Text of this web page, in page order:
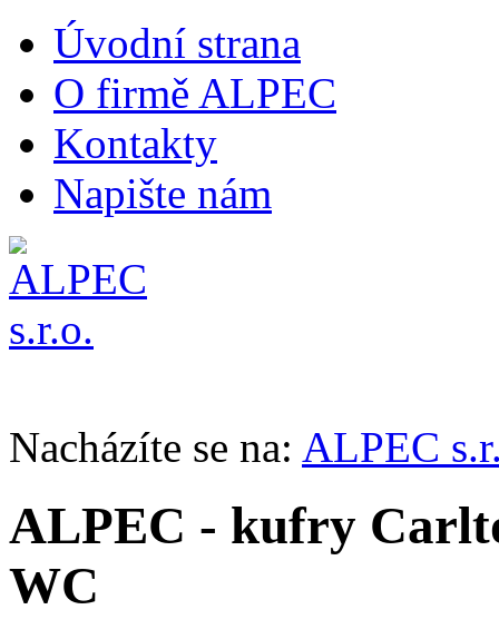
Úvodní strana
O firmě ALPEC
Kontakty
Napište nám
Nacházíte se na: ALPEC
ALPEC - kufry
WC